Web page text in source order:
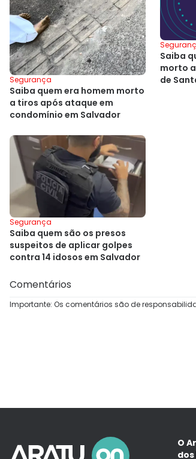
Segurança
Saiba quem era homem morto
a tiros após ataque em
condomínio em Salvador
Saiba
morto
de
Segurança
Saiba quem são os presos
suspeitos de aplicar golpes
contra 14 idosos em Salvador
Comentários
Importante: Os comentários são de
O